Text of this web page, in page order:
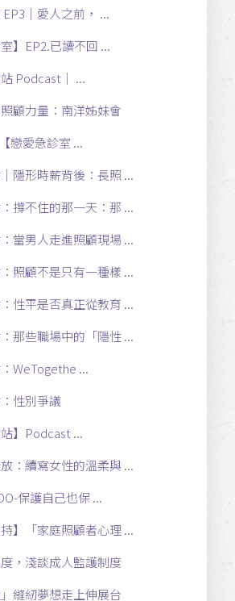
｜愛人之前， ...
】EP2.已讀不回 ...
Podcast｜ ...
顧力量：南洋姊妹會
戀愛急診室 ...
隱形時薪背後：長照 ...
撐不住的那一天：那 ...
當男人走進照顧現場 ...
照顧不是只有一種樣 ...
性平是否真正從教育 ...
那些職場中的「隱性 ...
WeTogethe ...
性別爭議
站】Podcast ...
：續寫女性的溫柔與 ...
保護自己也保 ...
】「家庭照顧者心理 ...
，淺談成人監護制度
」縫紉夢想走上伸展台